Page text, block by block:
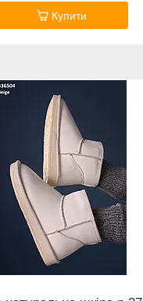
Купити